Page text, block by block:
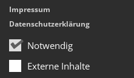
Notwendig
Externe Inhalte
Impressum
Datenschutzerklärung